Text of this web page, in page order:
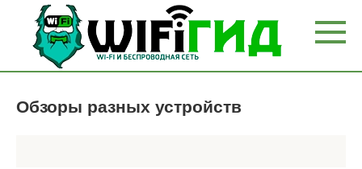
Перейти
контенту
Обзоры разных устройств